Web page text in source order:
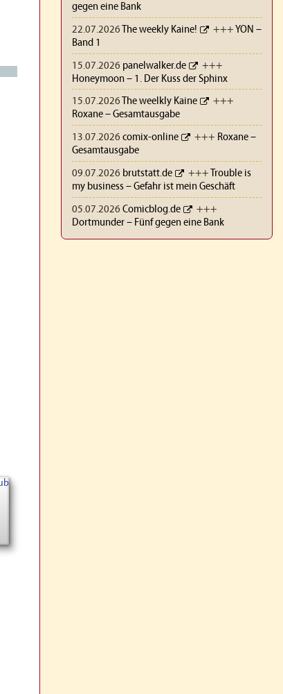
gegen eine Bank
22.07.2026 The weekly Kaine! +++YON –
Band 1
15.07.2026 panelwalker.de
+++
Honeymoon – 1. Der Kuss der Sphinx
15.07.2026 The weelkly Kaine
+++
Roxane – Gesamtausgabe
13.07.2026 comix-online +++ Roxane –
Gesamtausgabe
09.07.2026 brutstatt.de +++
Trouble is
my business – Gefahr ist mein Geschäft
05.07.2026 Comicblog.de
+++
Dortmunder – Fünf gegen eine Bank